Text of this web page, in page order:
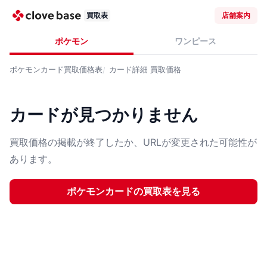
買取表 店舗案内
ポケモン ワンピース
ポケモンカード買取価格表 カード詳細 買取価格
カードが見つかりません
買取価格の掲載が終了したか、URLが変更された可能性が
あります。
ポケモンカードの買取表を見る